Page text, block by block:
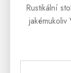
Rustikální